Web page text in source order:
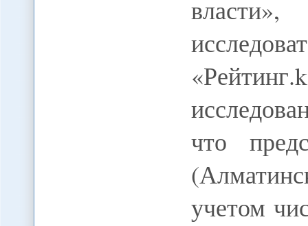
что
учетом